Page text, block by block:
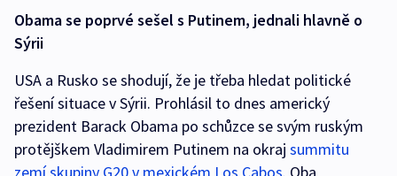
Obama se poprvé sešel s Putinem, jednali hlavně o
Sýrii
USA a Rusko se shodují, že je třeba hledat politické
řešení situace v Sýrii. Prohlásil to dnes americký
prezident Barack Obama po schůzce se svým ruským
protějškem Vladimirem Putinem na okraj summitu